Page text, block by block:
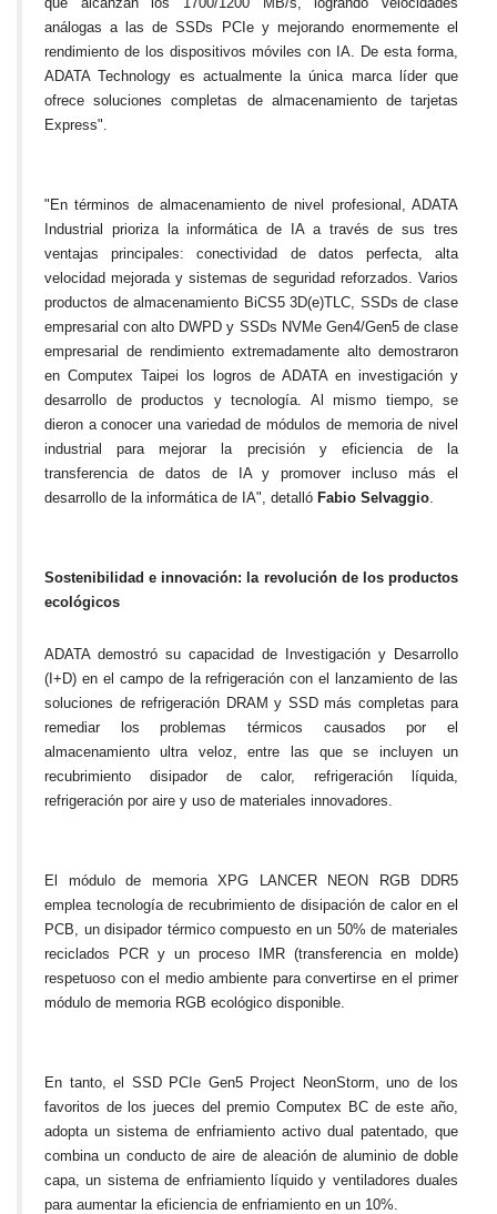
análogas a las de SSDs PCIe y mejorando enormemente el
rendimiento de los dispositivos móviles con IA. De esta forma,
ADATA Technology es actualmente la única marca líder que
ofrece soluciones completas de almacenamiento de tarjetas
Express".
"En términos de almacenamiento de nivel profesional, ADATA
Industrial prioriza la informática de IA a través de sus tres
ventajas principales: conectividad de datos perfecta, alta
velocidad mejorada y sistemas de seguridad reforzados. Varios
productos de almacenamiento BiCS5 3D(e)TLC, SSDs de clase
empresarial con alto DWPD y SSDs NVMe Gen4/Gen5 de clase
empresarial de rendimiento extremadamente alto demostraron
en Computex Taipei los logros de ADATA en investigación y
desarrollo de productos y tecnología. Al mismo tiempo, se
dieron a conocer una variedad de módulos de memoria de nivel
industrial para mejorar la precisión y eficiencia de la
transferencia de datos de IA y promover incluso más el
desarrollo de la informática de IA", detalló Fabio Selvaggio.
Sostenibilidad e innovación: la revolución de los productos
ecológicos
ADATA demostró su capacidad de Investigación y Desarrollo
(I+D) en el campo de la refrigeración con el lanzamiento de las
soluciones de refrigeración DRAM y SSD más completas para
remediar los problemas térmicos causados por el
almacenamiento ultra veloz, entre las que se incluyen un
recubrimiento disipador de calor, refrigeración líquida,
refrigeración por aire y uso de materiales innovadores.
El módulo de memoria XPG LANCER NEON RGB DDR5
emplea tecnología de recubrimiento de disipación de calor en el
PCB, un disipador térmico compuesto en un 50% de materiales
reciclados PCR y un proceso IMR (transferencia en molde)
respetuoso con el medio ambiente para convertirse en el primer
módulo de memoria RGB ecológico disponible.
En tanto, el SSD PCIe Gen5 Project NeonStorm, uno de los
favoritos de los jueces del premio Computex BC de este año,
adopta un sistema de enfriamiento activo dual patentado, que
combina un conducto de aire de aleación de aluminio de doble
capa, un sistema de enfriamiento líquido y ventiladores duales
para aumentar la eficiencia de enfriamiento en un 10%.